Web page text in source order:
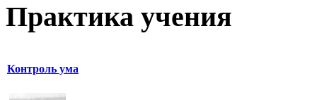
Практика учения
Контроль ума